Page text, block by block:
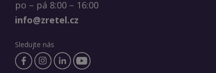
po – pá 8:00 – 16:00
info@zretel.cz
Sledujte nás